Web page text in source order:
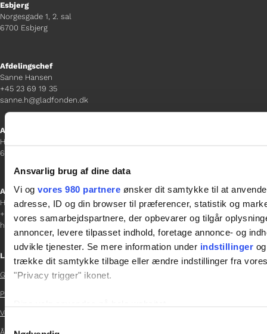
Ansvarlig brug af dine data
Vi og vores 980 partnere ønsker dit samtykke til at
adresse, ID og din browser til præferencer, statistik og
vores samarbejdspartnere, der opbevarer og tilgår
annoncer, levere tilpasset indhold, foretage annonce- og
udvikle tjenester. Se mere information under indstillinger
trække dit samtykke tilbage eller ændre indstillinger fra
"Privacy trigger" ikonet.
Esbjerg
Norgesgade 1, 2. sal
6700 Esbjerg
Afdelingschef
Sanne Hansen
+45 23 69 19 35
sanne.h@gladfonden.dk
Aabenraa
H P Hanssens Gade 23, 2.
6200 Aabenraa
Afdelingschef
Helene Teichert
+45 29 37 32 41
helene.t@gladfonden.dk
Links
Glad Fonden
Persondatapolitik
Vedtægter
Årsrapport 2024
